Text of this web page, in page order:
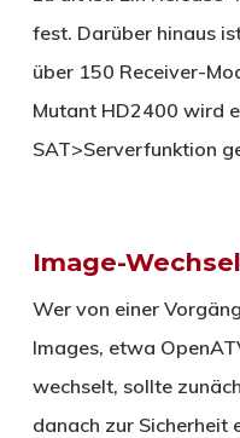
fest. Darüber hinaus
über 150 Receiver-
Mutant HD2400 wird
SAT>Serverfunktion
Image-Wechsel
Wer von einer
Images, etwa
wechselt, sollte
danach zur Sicherheit